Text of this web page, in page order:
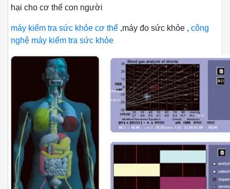
hại cho cơ thể con người
máy kiểm tra sức khỏe cơ thể ,máy đo sức khỏe , công
nghệ máy kiểm tra sức khỏe